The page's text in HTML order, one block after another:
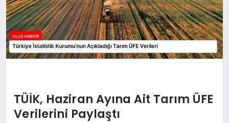
TÜİK, Haziran Ayına Ait Tarım ÜFE
Verilerini Paylaştı